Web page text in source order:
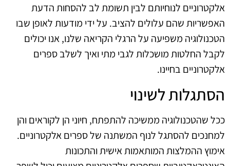
אלקטרוניים לנוחיותם לבין תשומת לב להסחות הדעת
האפשריות שהם עלולים להציב. על ידי מודעות לאופן שבו
הטכנולוגיה משפיעה על הרגלי הקריאה שלנו, אנו יכולים
לקבל החלטות מושכלות לגבי מתי ואיך לשלב ספרים
אלקטרוניים בחיינו.
הסתגלות לשינוי
ככל שהטכנולוגיה ממשיכה להתפתח, חיוני הן לקוראים והן
למחנכים להסתגל לנוף המשתנה של ספרים אלקטרוניים.
אימוץ ההמלצות המותאמות אישית והתכונות